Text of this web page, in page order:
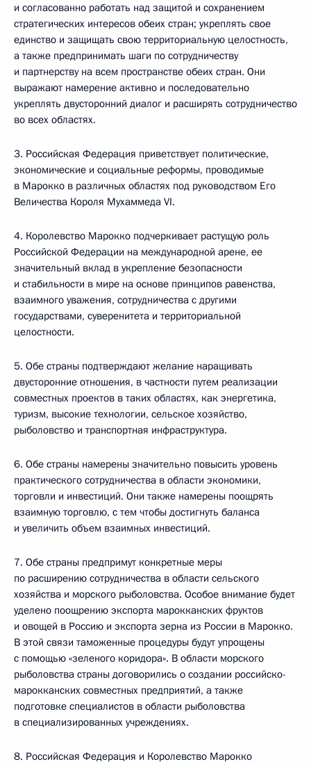
и согласованно работать над защитой и сохранением
стратегических интересов обеих стран; укреплять свое
единство и защищать свою территориальную целостность,
а также предпринимать шаги по сотрудничеству
и партнерству на всем пространстве обеих стран. Они
выражают намерение активно и последовательно
укреплять двусторонний диалог и расширять сотрудничество
во всех областях.
3. Российская Федерация приветствует политические,
экономические и социальные реформы, проводимые
в Марокко в различных областях под руководством Его
Величества Короля Мухаммеда VI.
4. Королевство Марокко подчеркивает растущую роль
Российской Федерации на международной арене, ее
значительный вклад в укрепление безопасности
и стабильности в мире на основе принципов равенства,
взаимного уважения, сотрудничества с другими
государствами, суверенитета и территориальной
целостности.
5. Обе страны подтверждают желание наращивать
двусторонние отношения, в частности путем реализации
совместных проектов в таких областях, как энергетика,
туризм, высокие технологии, сельское хозяйство,
рыболовство и транспортная инфраструктура.
6. Обе страны намерены значительно повысить уровень
практического сотрудничества в области экономики,
торговли и инвестиций. Они также намерены поощрять
взаимную торговлю, с тем чтобы достигнуть баланса
и увеличить объем взаимных инвестиций.
7. Обе страны предпримут конкретные меры
по расширению сотрудничества в области сельского
хозяйства и морского рыболовства. Особое внимание будет
уделено поощрению экспорта марокканских фруктов
и овощей в Россию и экспорта зерна из России в Марокко.
В этой связи таможенные процедуры будут упрощены
с помощью «зеленого коридора». В области морского
рыболовства страны договорились о создании российско-
марокканских совместных предприятий, а также
подготовке специалистов в области рыболовства
в специализированных учреждениях.
8. Российская Федерация и Королевство Марокко